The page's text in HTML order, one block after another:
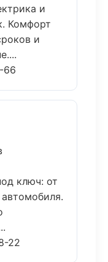
и
Комфорт
и
66
ключ: от
22